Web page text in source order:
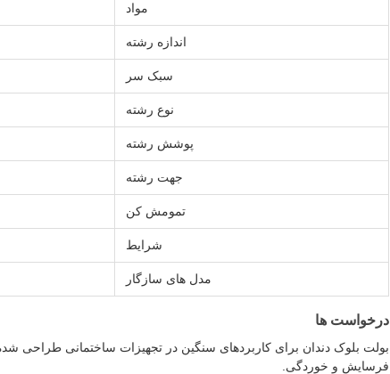
مواد
اندازه رشته
سبک سر
نوع رشته
پوشش رشته
جهت رشته
تمومش کن
شرایط
مدل های سازگار
درخواست ها
بولت بلوک دندان برای کاربردهای سنگین در تجهیزات ساختمانی طراحی
فرسایش و خوردگی.